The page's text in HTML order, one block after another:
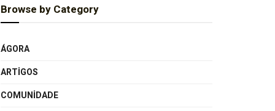
Browse by Category
ÁGORA
ARTIGOS
COMUNIDADE